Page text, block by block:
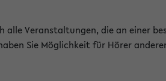
alle Veranstaltungen, die an einer
Sie Möglichkeit für Hörer